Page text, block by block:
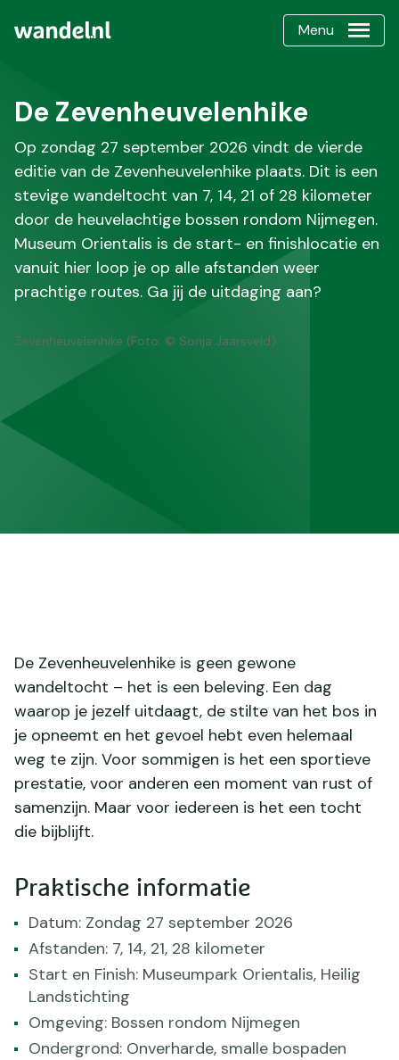
Menu
De Zevenheuvelenhike
Op zondag 27 september 2026 vindt de vierde
editie van de Zevenheuvelenhike plaats. Dit is een
stevige wandeltocht van 7, 14, 21 of 28 kilometer
door de heuvelachtige bossen rondom Nijmegen.
Museum Orientalis is de start- en finishlocatie en
vanuit hier loop je op alle afstanden weer
prachtige routes. Ga jij de uitdaging aan?
Zevenheuvelenhike (Foto: © Sonja Jaarsveld)
De Zevenheuvelenhike is geen gewone
wandeltocht – het is een beleving. Een dag
waarop je jezelf uitdaagt, de stilte van het bos in
je opneemt en het gevoel hebt even helemaal
weg te zijn. Voor sommigen is het een sportieve
prestatie, voor anderen een moment van rust of
samenzijn. Maar voor iedereen is het een tocht
die bijblijft.
Praktische informatie
Datum: Zondag 27 september 2026
Afstanden: 7, 14, 21, 28 kilometer
Start en Finish: Museumpark Orientalis, Heilig
Landstichting
Omgeving: Bossen rondom Nijmegen
Ondergrond: Onverharde, smalle bospaden